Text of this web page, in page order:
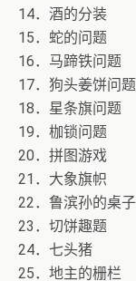
14．酒的分装
15．蛇的问题
16．马蹄铁问题
17．狗头姜饼问题
18．星条旗问题
19．枷锁问题
20．拼图游戏
21．大象旗帜
22．鲁滨孙的桌子
23．切饼趣题
24．七头猪
25．地主的栅栏